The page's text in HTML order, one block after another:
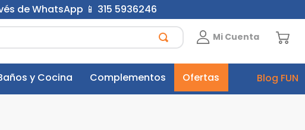
de WhatsApp 📱 315 5936246
Mi Cuenta
y Cocina Complementos Ofertas Blog FUN